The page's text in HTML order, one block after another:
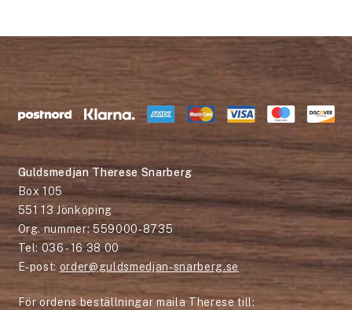
Guldsmedjan Therese Snarberg
Box 105
551 13 Jönköping
Org. nummer: 559000-8735
Tel: 036 - 16 38 00
E-post: order@guldsmedjan-snarberg.se
För ordens beställningar maila Therese till: